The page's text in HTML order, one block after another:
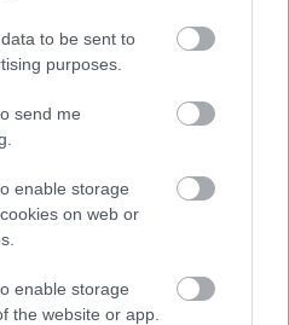
to be sent to
purposes.
send me
enable storage
on web or
enable storage
the website or app.
munkaadóink előtt, sőt
mielőtt behívnak,
oldalakon, vagy
megadott korábbi
számlára ismert, kicsit
helyzetet veszi alapul a
fordulatokkal és éles
van, hogy időre
és mivel valós idejű a
szippantani az embert
izgalma. Aki szereti a